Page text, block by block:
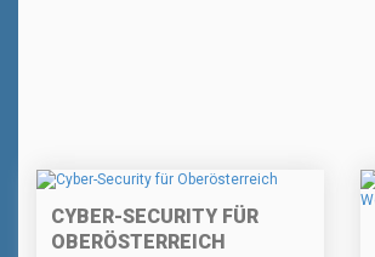
CYBER-SECURITY FÜR
OBERÖSTERREICH